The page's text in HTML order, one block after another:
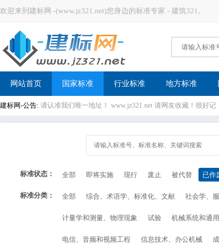
欢迎来到建标网 -(www.jz321.net)您身边的标准专家 - 建筑321。
网站首页 国家标准 行业标准 地方标准
建标网-公告: 请认准我们唯一地址！ www.jz321.net 请网友收藏！很好
标准状态： 全部 即将实施 现行 废止 被代替 已作
标准分类： 全部 综合、术语学、标准化、文献 社会学、
计量学和测量、物理现象 试验 机械系统和通
电信、音频和视频工程 信息技术、办公机械